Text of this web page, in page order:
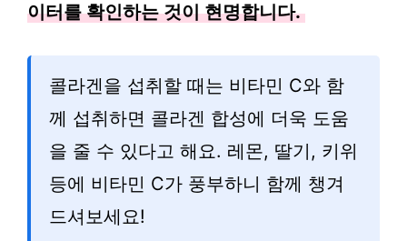
이터를 확인하는 것이 현명합니다.
콜라겐을 섭취할 때는 비타민 C와 함
께 섭취하면 콜라겐 합성에 더욱 도움
을 줄 수 있다고 해요. 레몬, 딸기, 키위
등에 비타민 C가 풍부하니 함께 챙겨
드셔보세요!